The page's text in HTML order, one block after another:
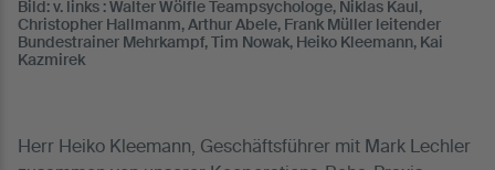
Bild: v. links : Walter Wölfle Teampsychologe, Niklas Kaul,
Christopher Hallmanm, Arthur Abele, Frank Müller leitender
Bundestrainer Mehrkampf, Tim Nowak, Heiko Kleemann, Kai
Kazmirek
Herr Heiko Kleemann, Geschäftsführer mit Mark Lechler